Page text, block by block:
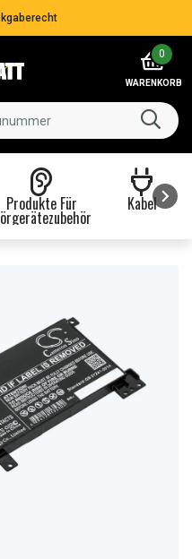
0
WARENKORB
Produkte Für Kabel